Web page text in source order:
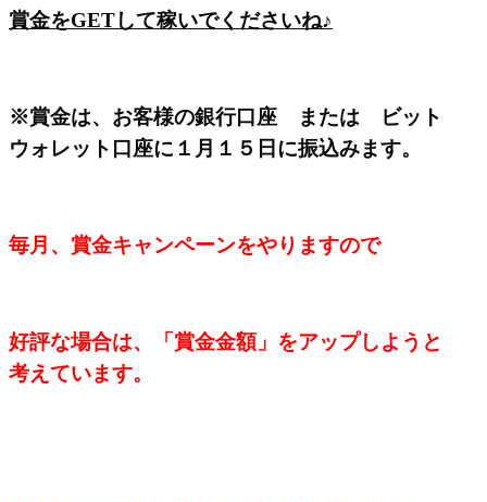
賞金をGETして稼いでくださいね♪
※賞金は、お客様の銀行口座 または ビット
ウォレット口座に１月１５日に振込みます。
毎月、賞金キャンペーンをやりますので
好評な場合は、「賞金金額」をアップしようと
考えています。